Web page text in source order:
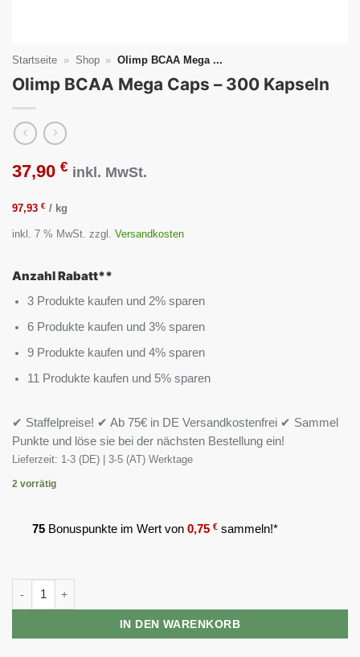
Startseite » Shop » Olimp BCAA Mega ...
Olimp BCAA Mega Caps – 300 Kapseln
37,90 € inkl. MwSt.
97,93 € / kg
inkl. 7 % MwSt. zzgl. Versandkosten
Anzahl Rabatt**
3 Produkte kaufen und 2% sparen
6 Produkte kaufen und 3% sparen
9 Produkte kaufen und 4% sparen
11 Produkte kaufen und 5% sparen
✔ Staffelpreise! ✔ Ab 75€ in DE Versandkostenfrei ✔ Sammel
Punkte und löse sie bei der nächsten Bestellung ein!
Lieferzeit: 1-3 (DE) | 3-5 (AT) Werktage
2 vorrätig
75 Bonuspunkte im Wert von 0,75 € sammeln!*
Olimp BCAA Mega Caps - 300 Kapseln Menge
IN DEN WARENKORB